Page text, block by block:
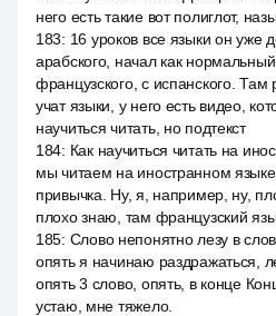
него есть такие вот полиглот,
183: 16 уроков все языки он уже
арабского, начал как
французского, с испанского.
учат языки, у него есть видео,
научиться читать, но подтекст
184: Как научиться читать на
мы читаем на иностранном
привычка. Ну, я, например, ну,
плохо знаю, там французский
185: Слово непонятно лезу в
опять я начинаю раздражаться,
опять 3 слово, опять, в конце
устаю, мне тяжело.